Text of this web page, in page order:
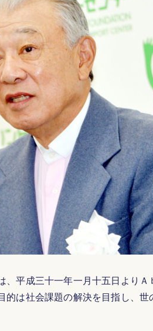
平成三十一年一月十五日よりＡ
は社会課題の解決を目指し、世